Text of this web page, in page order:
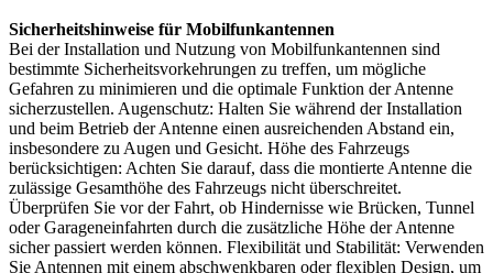
Sicherheitshinweise für Mobilfunkantennen
Bei der Installation und Nutzung von Mobilfunkantennen sind
bestimmte Sicherheitsvorkehrungen zu treffen, um mögliche
Gefahren zu minimieren und die optimale Funktion der Antenne
sicherzustellen. Augenschutz: Halten Sie während der Installation
und beim Betrieb der Antenne einen ausreichenden Abstand ein,
insbesondere zu Augen und Gesicht. Höhe des Fahrzeugs
berücksichtigen: Achten Sie darauf, dass die montierte Antenne die
zulässige Gesamthöhe des Fahrzeugs nicht überschreitet.
Überprüfen Sie vor der Fahrt, ob Hindernisse wie Brücken, Tunnel
oder Garageneinfahrten durch die zusätzliche Höhe der Antenne
sicher passiert werden können. Flexibilität und Stabilität: Verwenden
Sie Antennen mit einem abschwenkbaren oder flexiblen Design, um